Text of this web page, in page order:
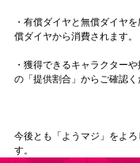
・有償ダイヤと無償ダイヤ
償ダイヤから消費されます。
・獲得できるキャラクター
の「提供割合」からご確認く
今後とも「ようマジ」をよろ
す。